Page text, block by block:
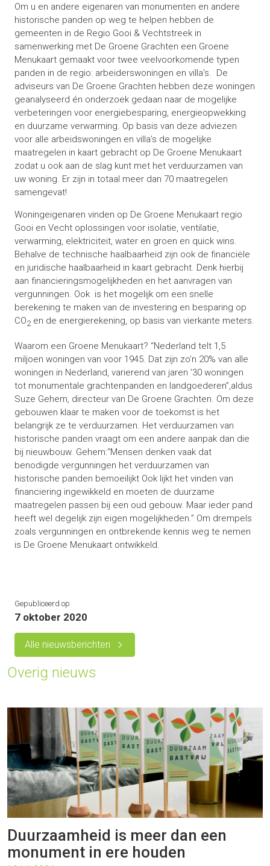
Om u en andere eigenaren van monumenten en andere
historische panden op weg te helpen hebben de
gemeenten in de Regio Gooi & Vechtstreek in
samenwerking met De Groene Grachten een Groene
Menukaart gemaakt voor twee veelvoorkomende typen
panden in de regio: arbeiderswoningen en villa’s. De
adviseurs van De Groene Grachten hebben deze woningen
geanalyseerd én onderzoek gedaan naar de mogelijke
verbeteringen voor energiebesparing, energieopwekking
en duurzame verwarming. Op basis van deze adviezen
voor alle arbeidswoningen en villa’s de mogelijke
maatregelen in kaart gebracht op De Groene Menukaart
zodat u ook aan de slag kunt met het verduurzamen van
uw woning. Er zijn in totaal meer dan 70 maatregelen
samengevat!
Woningeigenaren vinden op De Groene Menukaart regio
Gooi en Vecht oplossingen voor isolatie, ventilatie,
verwarming, elektriciteit, water en groen en quick wins.
Behalve de technische haalbaarheid zijn ook de financiële
en juridische haalbaarheid in kaart gebracht. Denk hierbij
aan financieringsmogelijkheden en het aanvragen van
vergunningen. Ook is het mogelijk om een snelle
berekening te maken van de investering en besparing op
CO2 en de energierekening, op basis van vierkante meters.
Waarom een Groene Menukaart? “Nederland telt 1,5
miljoen woningen van voor 1945. Dat zijn zo’n 20% van alle
woningen in Nederland, varierend van jaren ’30 woningen
tot monumentale grachtenpanden en landgoederen”,aldus
Suze Gehem, directeur van De Groene Grachten. Om deze
gebouwen klaar te maken voor de toekomst is het
belangrijk ze te verduurzamen. Het verduurzamen van
historische panden vraagt om een andere aanpak dan die
bij nieuwbouw. Gehem:“Mensen denken vaak dat
benodigde vergunningen het verduurzamen van
historische panden bemoeilijkt Ook lijkt het vinden van
financiering ingewikkeld en moeten de duurzame
maatregelen passen bij een oud gebouw. Maar ieder pand
heeft wel degelijk zijn eigen mogelijkheden.” Om drempels
zoals vergunningen en ontbrekende kennis weg te nemen
is De Groene Menukaart ontwikkeld.
Gepubliceerd op
7 oktober 2020
Alle nieuwsberichten
Overig nieuws
Duurzaamheid is meer dan een
monument in ere houden